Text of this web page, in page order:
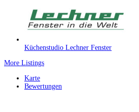
Küchenstudio Lechner Fenster
More Listings
Karte
Bewertungen